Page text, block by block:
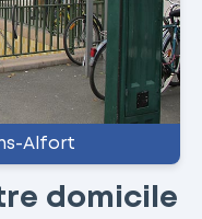
Alfort
domicile